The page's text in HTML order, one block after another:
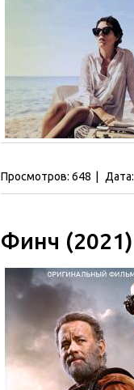
Просмотров: 648 Дата:
Финч (2021)